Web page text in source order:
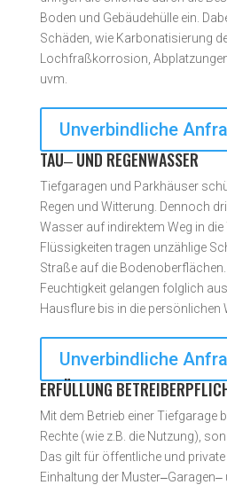
Boden und Gebäudehülle ein.
Schäden, wie Karbonatisierung
Lochfraßkorrosion,
uvm.
Unverbindliche
TAU‒ UND REGENWASSER
Tiefgaragen und Parkhäuser
Regen und Witterung. Dennoch
Wasser auf indirektem Weg in die
Flüssigkeiten tragen unzählige
Straße auf die
Feuchtigkeit gelangen folglich
Hausflure bis in die persönlichen
Unverbindliche
ERFÜLLUNG
Mit dem Betrieb einer Tiefgarage
Rechte (wie z.B. die Nutzung),
Das gilt für öffentliche und private
Einhaltung der Muster‒Garagen‒